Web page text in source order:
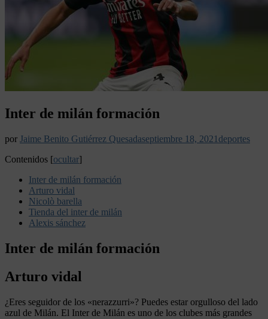
Inter de milán formación
por Jaime Benito Gutiérrez Quesadaseptiembre 18, 2021 deportes
Contenidos [ocultar]
Inter de milán formación
Arturo vidal
Nicolò barella
Tienda del inter de milán
Alexis sánchez
Inter de milán formación
Arturo vidal
¿Eres seguidor de los «nerazzurri»? Puedes estar orgulloso del lado
azul de Milán. El Inter de Milán es uno de los clubes más grandes